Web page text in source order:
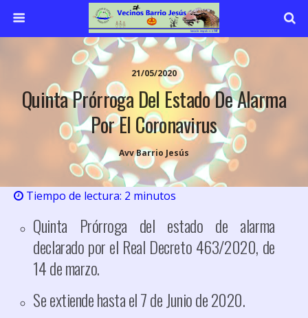
21/05/2020
Quinta Prórroga Del Estado De Alarma
Por El Coronavirus
Avv Barrio Jesús
Tiempo de lectura: 2 minutos
Quinta Prórroga del estado de alarma
declarado por el Real Decreto 463/2020, de
14 de marzo.
Se extiende hasta el 7 de Junio de 2020.